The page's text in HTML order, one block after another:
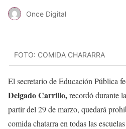
Once Digital
FOTO: COMIDA CHARARRA
El secretario de Educación Pública
Delgado Carrillo,recordó durante
partir del 29 de marzo, quedará
comida chatarra en todas las